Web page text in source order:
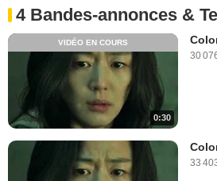
4 Bandes-annonces &
0:30
VIDÉO EN COURS
30
33